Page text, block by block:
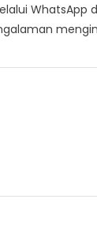
WhatsApp